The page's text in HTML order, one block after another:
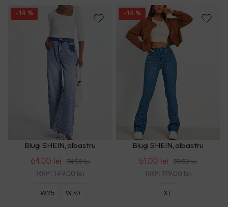
- 14 %
Blugi SHEIN, albastru
64.00 lei 74.50 lei
RRP: 149.00 lei
W25 W30
- 14 %
Blugi SHEIN, albastru
51.00 lei 59.50 lei
RRP: 119.00 lei
XL